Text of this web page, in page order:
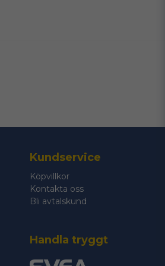
min fråga
Skicka fråga
Kundservice
Köpvillkor
Kontakta oss
Bli avtalskund
Handla tryggt